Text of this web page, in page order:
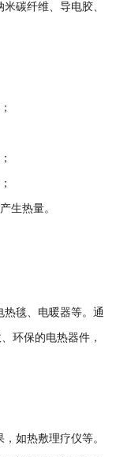
碳纤维、导电胶、
热量。
毯、电暖器等。通
环保的电热器件，
如热敷理疗仪等。